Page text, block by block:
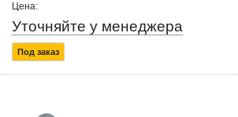
Цена:
Уточняйте у менеджера
Под заказ